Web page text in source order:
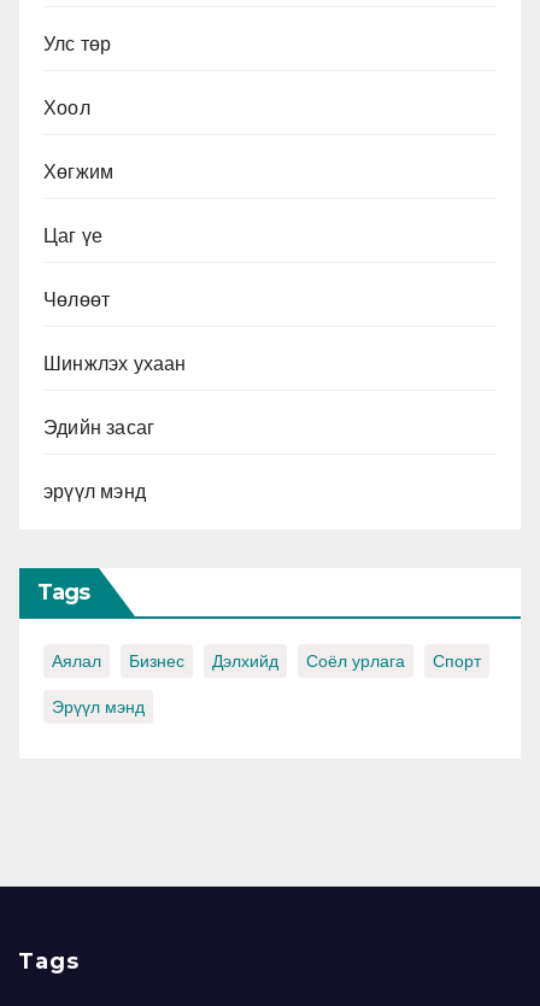
Улс төр
Хоол
Хөгжим
Цаг үе
Чөлөөт
Шинжлэх ухаан
Эдийн засаг
эрүүл мэнд
Tags
Аялал Бизнес Дэлхийд Соёл урлага Спорт
Эрүүл мэнд
Tags